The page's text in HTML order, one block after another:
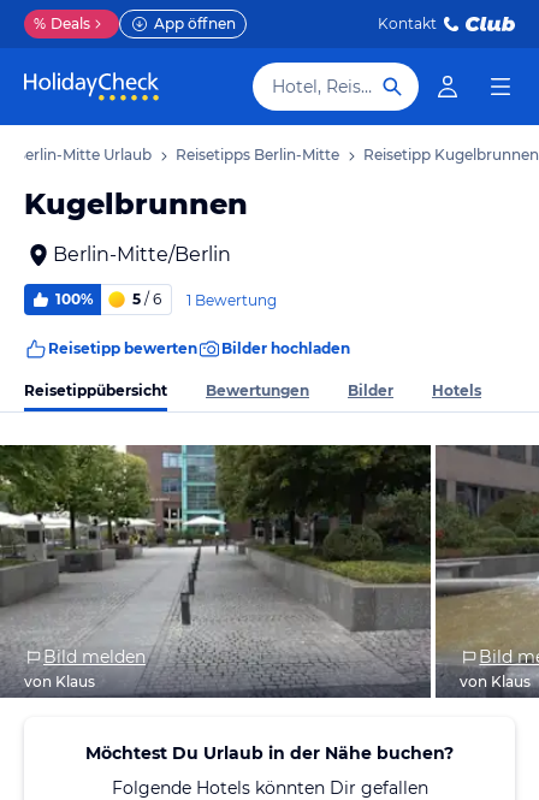
% Deals App öffnen Kontakt
Hotel, Reiseziel
Berlin-Mitte Urlaub Reisetipps Berlin-Mitte Reisetipp Kugelbrunnen
Kugelbrunnen
Berlin-Mitte/Berlin
100% 5 / 6 1 Bewertung
Reisetipp bewerten Bilder hochladen
Reisetippübersicht Bewertungen Bilder Hotels
Bild melden
von Klaus
Bild
von Klaus
Möchtest Du Urlaub in der Nähe buchen?
Folgende Hotels könnten Dir gefallen